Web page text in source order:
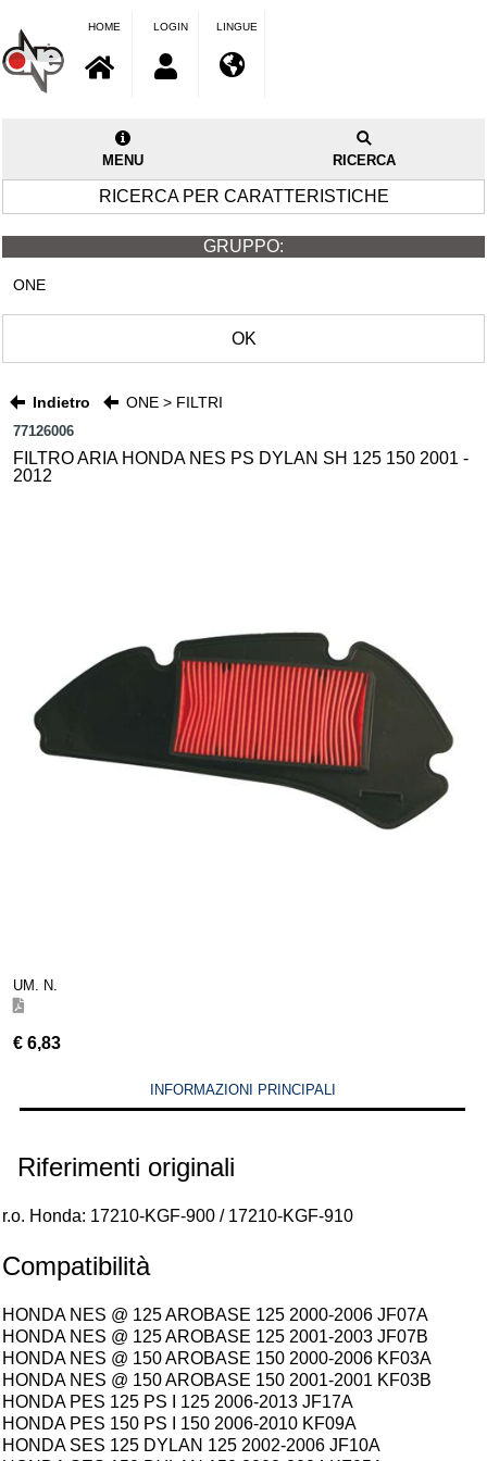
HOME LOGIN LINGUE
MENU RICERCA
RICERCA PER CARATTERISTICHE
GRUPPO:
ONE
OK
Indietro ONE > FILTRI
77126006
FILTRO ARIA HONDA NES PS DYLAN SH 125 150 2001 -
2012
UM. N.
€ 6,83
INFORMAZIONI PRINCIPALI
Riferimenti originali
r.o. Honda: 17210-KGF-900 / 17210-KGF-910
Compatibilità
HONDA NES @ 125 AROBASE 125 2000-2006 JF07A
HONDA NES @ 125 AROBASE 125 2001-2003 JF07B
HONDA NES @ 150 AROBASE 150 2000-2006 KF03A
HONDA NES @ 150 AROBASE 150 2001-2001 KF03B
HONDA PES 125 PS I 125 2006-2013 JF17A
HONDA PES 150 PS I 150 2006-2010 KF09A
HONDA SES 125 DYLAN 125 2002-2006 JF10A